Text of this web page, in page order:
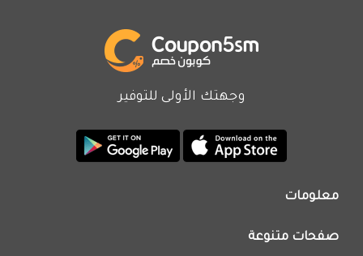
وجهتك الأولى للتوفير
معلومات
اتصل بنا
صفحات متنوعة